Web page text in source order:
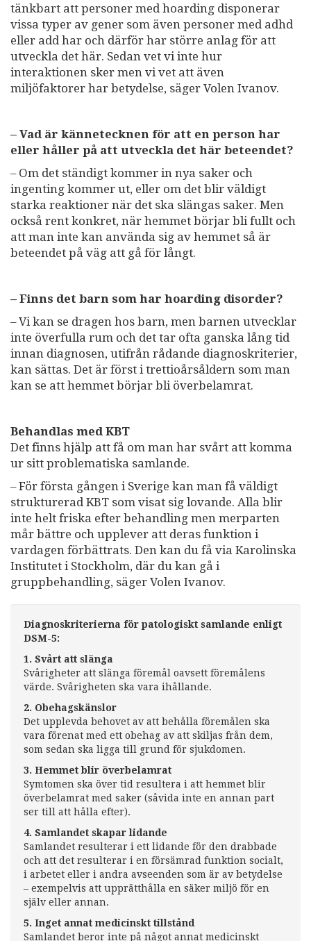
tänkbart att personer med hoarding disponerar
vissa typer av gener som även personer med adhd
eller add har och därför har större anlag för att
utveckla det här. Sedan vet vi inte hur
interaktionen sker men vi vet att även
miljöfaktorer har betydelse, säger Volen Ivanov.
– Vad är kännetecknen för att en person har
eller håller på att utveckla det här beteendet?
– Om det ständigt kommer in nya saker och
ingenting kommer ut, eller om det blir väldigt
starka reaktioner när det ska slängas saker. Men
också rent konkret, när hemmet börjar bli fullt och
att man inte kan använda sig av hemmet så är
beteendet på väg att gå för långt.
– Finns det barn som har hoarding disorder?
– Vi kan se dragen hos barn, men barnen utvecklar
inte överfulla rum och det tar ofta ganska lång tid
innan diagnosen, utifrån rådande diagnoskriterier,
kan sättas. Det är först i trettioårsåldern som man
kan se att hemmet börjar bli överbelamrat.
Behandlas med KBT
Det finns hjälp att få om man har svårt att komma
ur sitt problematiska samlande.
– För första gången i Sverige kan man få väldigt
strukturerad KBT som visat sig lovande. Alla blir
inte helt friska efter behandling men merparten
mår bättre och upplever att deras funktion i
vardagen förbättrats. Den kan du få via Karolinska
Institutet i Stockholm, där du kan gå i
gruppbehandling, säger Volen Ivanov.
Diagnoskriterierna för patologiskt samlande enligt
DSM-5:
1. Svårt att slänga
Svårigheter att slänga föremål oavsett föremålens
värde. Svårigheten ska vara ihållande.
2. Obehagskänslor
Det upplevda behovet av att behålla föremålen ska
vara förenat med ett obehag av att skiljas från dem,
som sedan ska ligga till grund för sjukdomen.
3. Hemmet blir överbelamrat
Symtomen ska över tid resultera i att hemmet blir
överbelamrat med saker (såvida inte en annan part
ser till att hålla efter).
4. Samlandet skapar lidande
Samlandet resulterar i ett lidande för den drabbade
och att det resulterar i en försämrad funktion socialt,
i arbetet eller i andra avseenden som är av betydelse
– exempelvis att upprätthålla en säker miljö för en
själv eller annan.
5. Inget annat medicinskt tillstånd
Samlandet beror inte på något annat medicinskt